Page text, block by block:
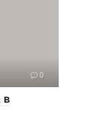
0
в